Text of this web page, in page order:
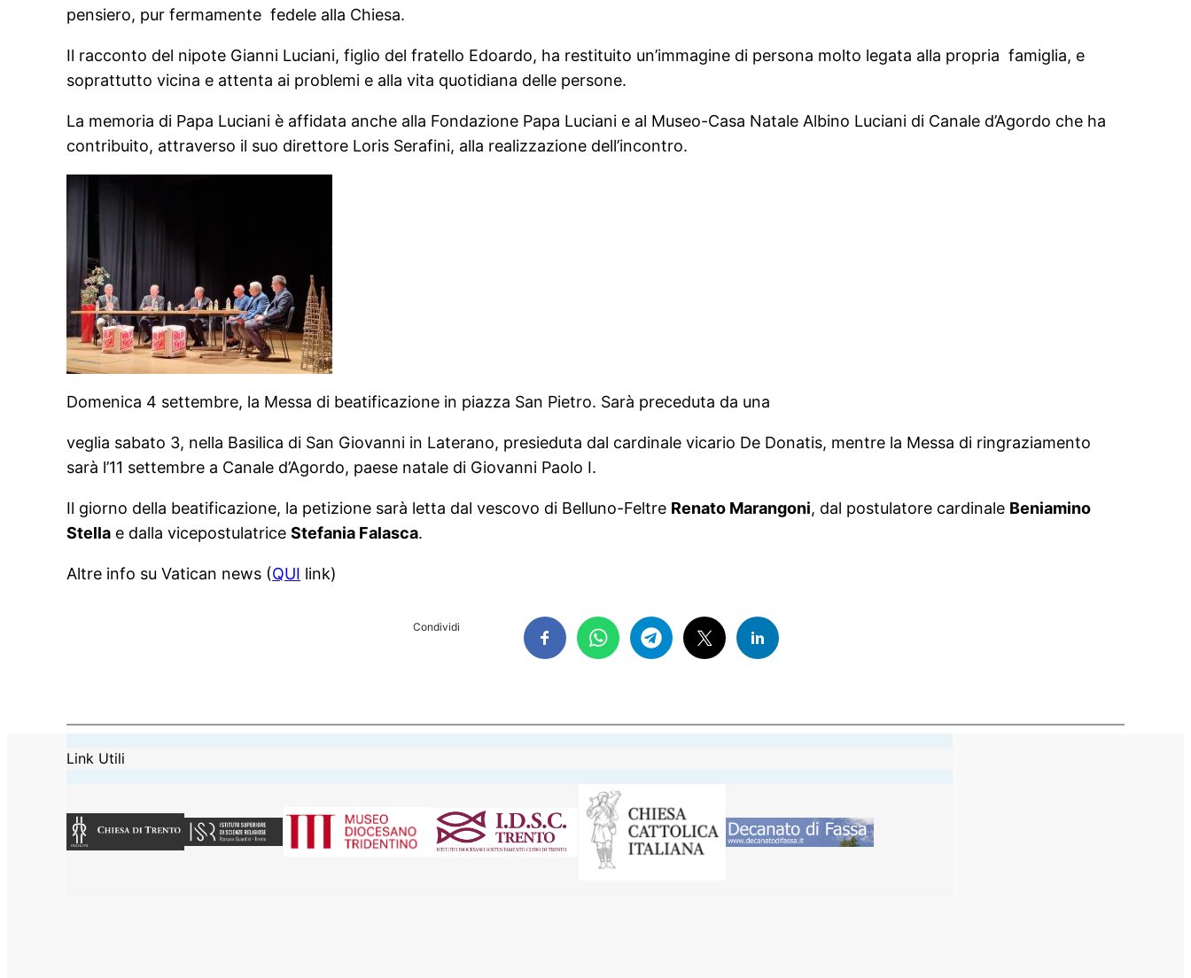
pensiero, pur fermamente fedele alla Chiesa.
Il racconto del nipote Gianni Luciani, figlio del fratello Edoardo, ha restituito un’immagine di persona molto legata alla propria famiglia, e
soprattutto vicina e attenta ai problemi e alla vita quotidiana delle persone.
La memoria di Papa Luciani è affidata anche alla Fondazione Papa Luciani e al Museo-Casa Natale Albino Luciani di Canale d’Agordo che ha
contribuito, attraverso il suo direttore Loris Serafini, alla realizzazione dell’incontro.
Domenica 4 settembre, la Messa di beatificazione in piazza San Pietro. Sarà preceduta da una
veglia sabato 3, nella Basilica di San Giovanni in Laterano, presieduta dal cardinale vicario De Donatis, mentre la Messa di ringraziamento
sarà l’11 settembre a Canale d’Agordo, paese natale di Giovanni Paolo I.
Il giorno della beatificazione, la petizione sarà letta dal vescovo di Belluno-Feltre Renato Marangoni, dal postulatore cardinale Beniamino
Stella e dalla vicepostulatriceStefania Falasca.
Altre info su Vatican news (QUI link)
Condividi
Link Utili